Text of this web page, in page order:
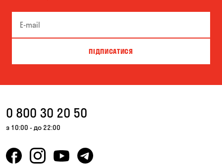
ПІДПИСАТИСЯ
0 800 30 20 50
з 10:00 - до 22:00